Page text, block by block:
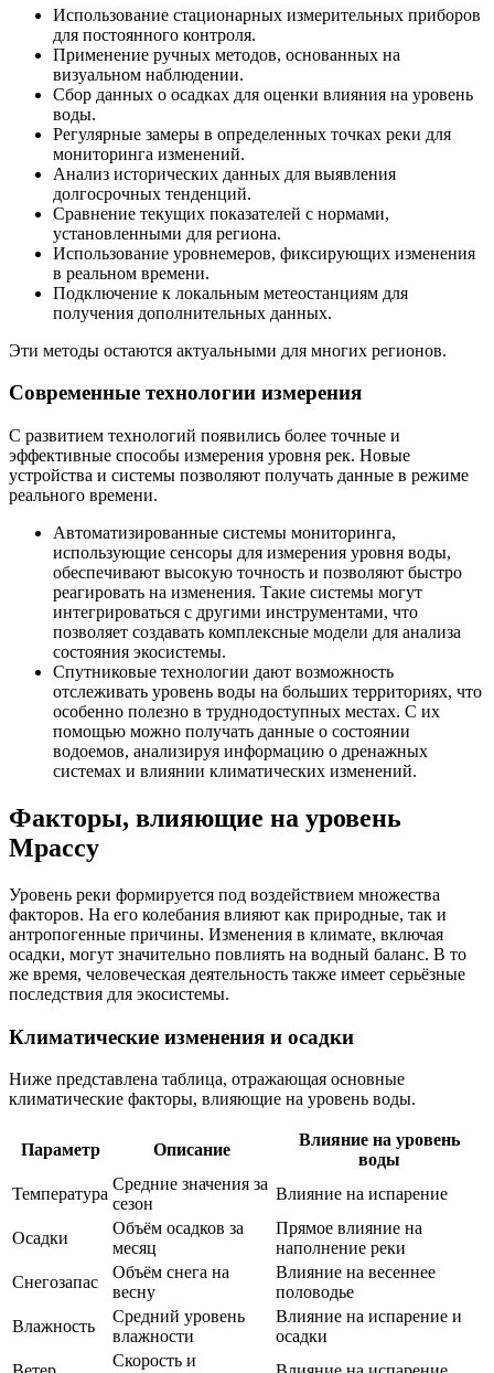
Использование стационарных измерительных приборов
для постоянного контроля.
Применение ручных методов, основанных на
визуальном наблюдении.
Сбор данных о осадках для оценки влияния на уровень
воды.
Регулярные замеры в определенных точках реки для
мониторинга изменений.
Анализ исторических данных для выявления
долгосрочных тенденций.
Сравнение текущих показателей с нормами,
установленными для региона.
Использование уровнемеров, фиксирующих изменения
в реальном времени.
Подключение к локальным метеостанциям для
получения дополнительных данных.
Эти методы остаются актуальными для многих регионов.
Современные технологии измерения
С развитием технологий появились более точные и
эффективные способы измерения уровня рек. Новые
устройства и системы позволяют получать данные в режиме
реального времени.
Автоматизированные системы мониторинга,
использующие сенсоры для измерения уровня воды,
обеспечивают высокую точность и позволяют быстро
реагировать на изменения. Такие системы могут
интегрироваться с другими инструментами, что
позволяет создавать комплексные модели для анализа
состояния экосистемы.
Спутниковые технологии дают возможность
отслеживать уровень воды на больших территориях, что
особенно полезно в труднодоступных местах. С их
помощью можно получать данные о состоянии
водоемов, анализируя информацию о дренажных
системах и влиянии климатических изменений.
Факторы, влияющие на уровень
Мрассу
Уровень реки формируется под воздействием множества
факторов. На его колебания влияют как природные, так и
антропогенные причины. Изменения в климате, включая
осадки, могут значительно повлиять на водный баланс. В то
же время, человеческая деятельность также имеет серьёзные
последствия для экосистемы.
Климатические изменения и осадки
Ниже представлена таблица, отражающая основные
климатические факторы, влияющие на уровень воды.
Параметр Описание
Влияние на уровень
воды
Температура
Средние значения за
сезон
Влияние на испарение
Осадки
Объём осадков за
месяц
Прямое влияние на
наполнение реки
Снегозапас
Объём снега на
весну
Влияние на весеннее
половодье
Влажность
Средний уровень
влажности
Влияние на испарение и
осадки
Скорость и